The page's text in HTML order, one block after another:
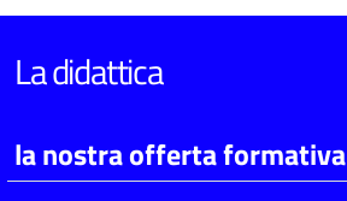
La didattica
la nostra offerta formativa